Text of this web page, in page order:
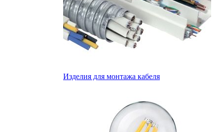
Изделия для монтажа кабеля